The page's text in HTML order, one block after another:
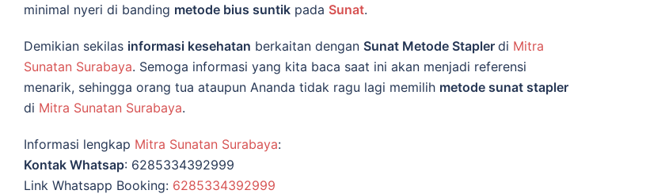
minimal nyeri di banding metode bius suntik pada Sunat.
Demikian sekilas informasi kesehatan berkaitan dengan Sunat Metode Stapler di Mitra
Sunatan Surabaya. Semoga informasi yang kita baca saat ini akan menjadi referensi
menarik, sehingga orang tua ataupun Ananda tidak ragu lagi memilih metode sunat stapler
di Mitra Sunatan Surabaya.
Informasi lengkap Mitra Sunatan Surabaya:
Kontak Whatsap: 6285334392999
Link Whatsapp Booking: 6285334392999